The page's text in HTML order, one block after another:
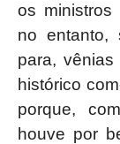
os ministros
no entanto,
para, vênias
histórico
porque,
houve por